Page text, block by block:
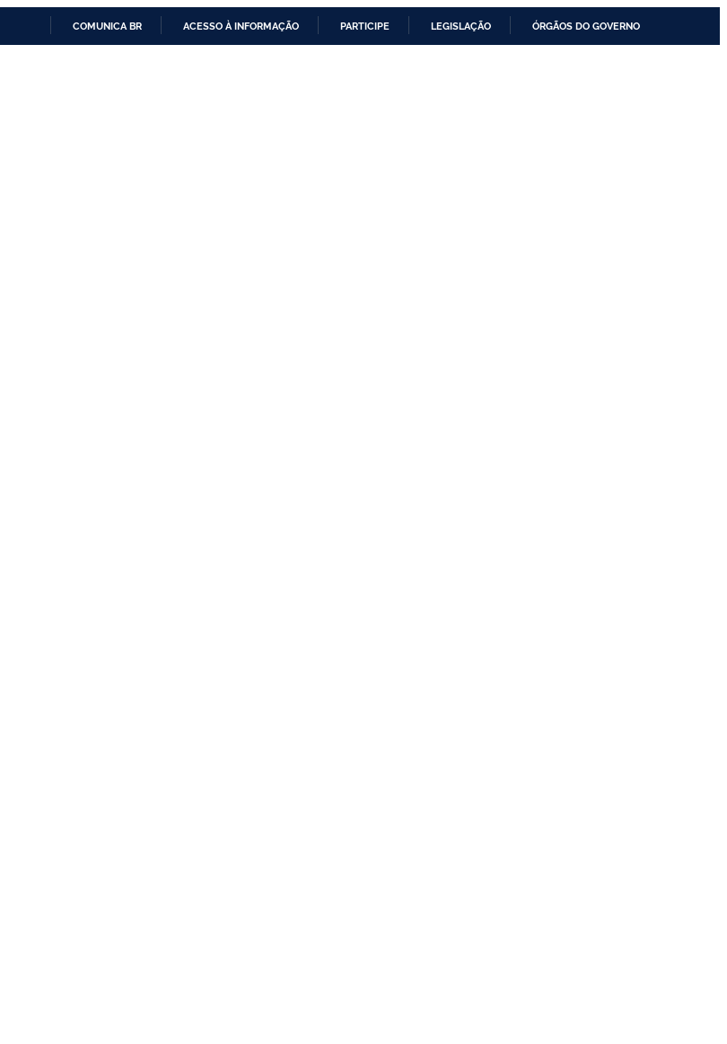
COMUNICA BR ACESSO À INFORMAÇÃO PARTICIPE LEGISLAÇÃO ÓRGÃOS DO GOVERNO